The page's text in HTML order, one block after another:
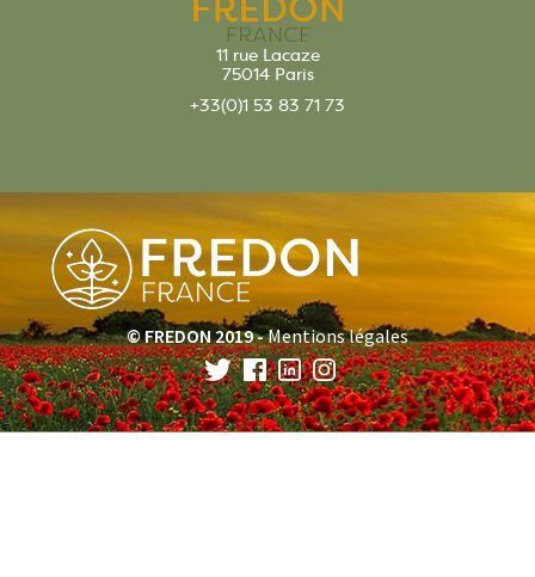
11 rue Lacaze
75014 Paris
+33(0)1 53 83 71 73
© FREDON 2019 -Mentions légales